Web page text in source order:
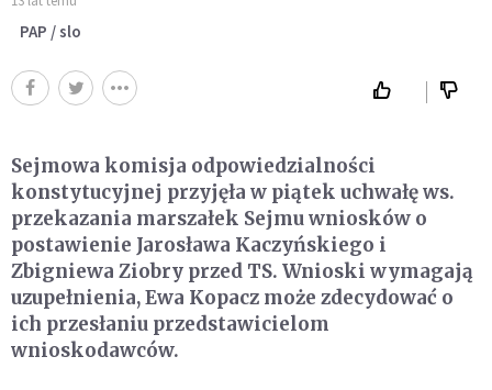
PAP / slo
Sejmowa komisja odpowiedzialności
konstytucyjnej przyjęła w piątek uchwałę ws.
przekazania marszałek Sejmu wniosków o
postawienie Jarosława Kaczyńskiego i
Zbigniewa Ziobry przed TS. Wnioski wymagają
uzupełnienia, Ewa Kopacz może zdecydować o
ich przesłaniu przedstawicielom
wnioskodawców.